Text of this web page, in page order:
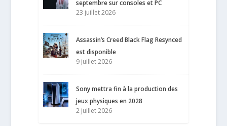
septembre sur consoles et PC
23 juillet 2026
Assassin’s Creed Black Flag Resynced
est disponible
9 juillet 2026
Sony mettra fin à la production des
jeux physiques en 2028
2 juillet 2026